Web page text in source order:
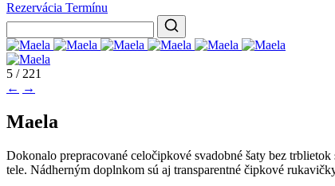
Rezervácia Termínu
5 / 221
← →
Maela
Dokonalo prepracované celočipkové svadobné šaty bez
tele. Nádherným doplnkom sú aj transparentné čipkové